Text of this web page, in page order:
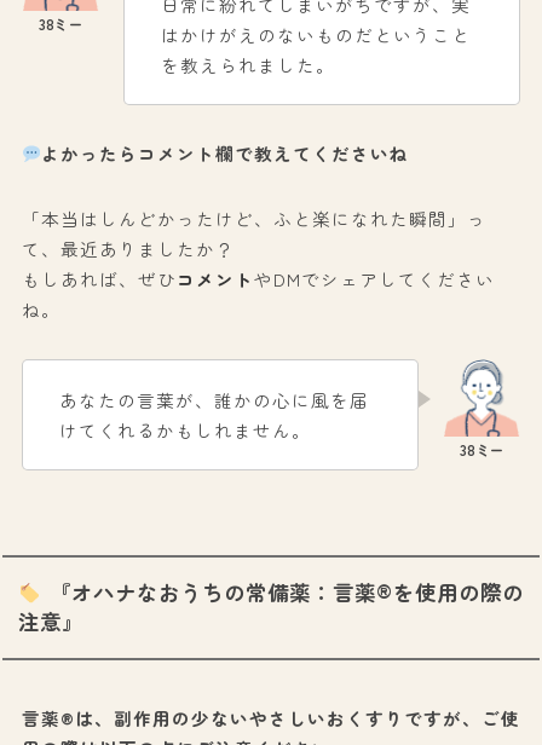
はかけがえのないものだということ
を教えられました。
よかったらコメント欄で教えてくださいね
「本当はしんどかったけど、ふと楽になれた瞬間」っ
て、最近ありましたか？
もしあれば、ぜひコメントやDMでシェアしてください
ね。
あなたの言葉が、誰かの心に風を届
けてくれるかもしれません。
『オハナなおうちの常備薬：言薬®を使用の際の
注意』
言薬®は、副作用の少ないやさしいおくすりですが、ご使